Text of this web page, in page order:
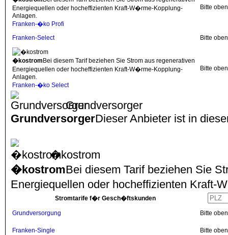
Energiequellen oder hocheffizienten Kraft-W�rme-Kopplung-
Anlagen.
Franken-�ko Profi
Bitte
Franken-Select Bitte
�kostrom Bei diesem Tarif beziehen Sie Strom aus regenerativen
Energiequellen oder hocheffizienten Kraft-W�rme-Kopplung-
Anlagen.
Franken-�ko Select
Bitte
Grundversorger
GrundversorgerDieser Anbieter ist in
�kostrom
�kostromBei diesem Tarif beziehen Sie
Energiequellen oder hocheffizienten Kraft-
Stromtarife f�r Gesch�ftskunden
Grundversorgung Bitte
Franken-Single Bitte